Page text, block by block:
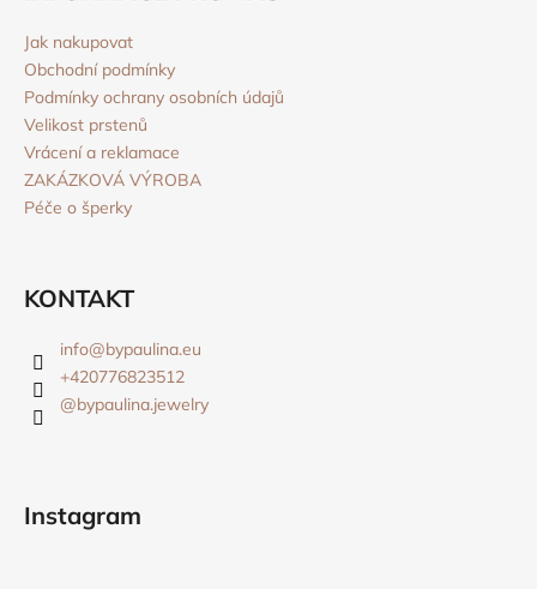
Jak nakupovat
Obchodní podmínky
Podmínky ochrany osobních údajů
Velikost prstenů
Vrácení a reklamace
ZAKÁZKOVÁ VÝROBA
Péče o šperky
KONTAKT
info@bypaulina.eu
+420776823512
@bypaulina.jewelry
Instagram